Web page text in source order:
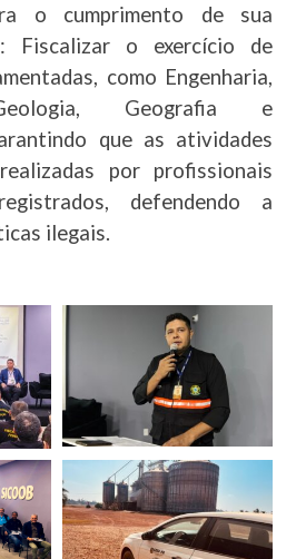
o cumprimento de sua
Fiscalizar o exercício de
como Engenharia,
Geografia e
que as atividades
por profissionais
defendendo a
ilegais.